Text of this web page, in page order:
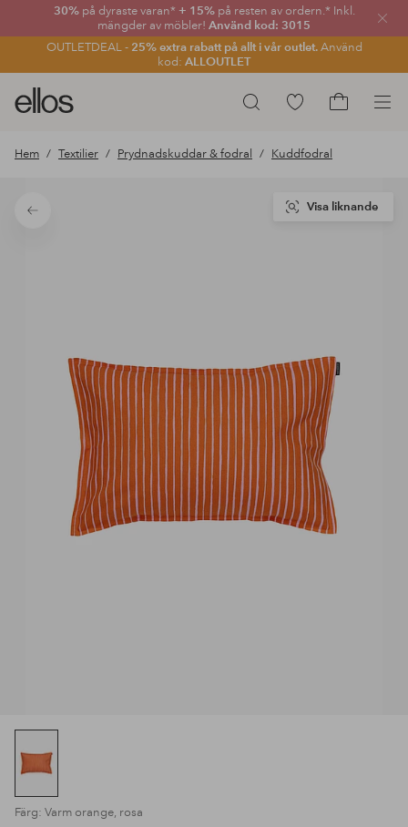
30% på dyraste varan* + 15% på resten av ordern.* Inkl.
mängder av möbler! Använd kod: 3015
OUTLETDEAL - 25% extra rabatt på allt i vår outlet.Använd
kod: ALLOUTLET
Sök
Ellos
logotyp
gå
förstasidan
Gå
favoritmarkerade
till
Hem Textilier Prydnadskuddar & fodral Kuddfodral
Tillbaka
Visa liknande
Färg: Varm orange, rosa